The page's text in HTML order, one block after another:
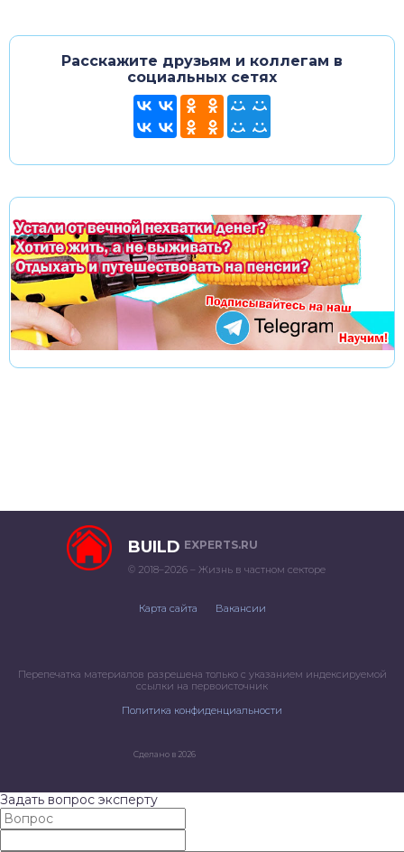
Расскажите друзьям и коллегам в
социальных сетях
BUILD EXPERTS.RU
© 2018–2026 – Жизнь в частном секторе
Карта сайта Вакансии
Перепечатка материалов разрешена только с указанием индексируемой
ссылки на первоисточник
Политика конфиденциальности
Сделано в 2026
Задать вопрос эксперту